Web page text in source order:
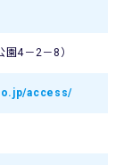
4－2－8）
access/